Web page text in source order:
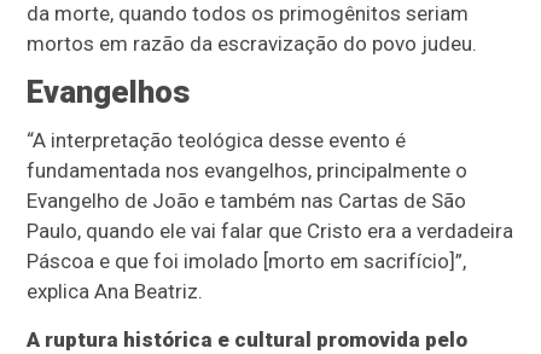
da morte, quando todos os primogênitos seriam
mortos em razão da escravização do povo judeu.
Evangelhos
“A interpretação teológica desse evento é
fundamentada nos evangelhos, principalmente o
Evangelho de João e também nas Cartas de São
Paulo, quando ele vai falar que Cristo era a verdadeira
Páscoa e que foi imolado [morto em sacrifício]”,
explica Ana Beatriz.
A ruptura histórica e cultural promovida pelo